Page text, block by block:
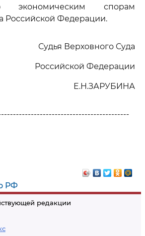
РФ
редакции
экономическим спорам
Российской Федерации.
Судья Верховного Суда
Российской Федерации
Е.Н.ЗАРУБИНА